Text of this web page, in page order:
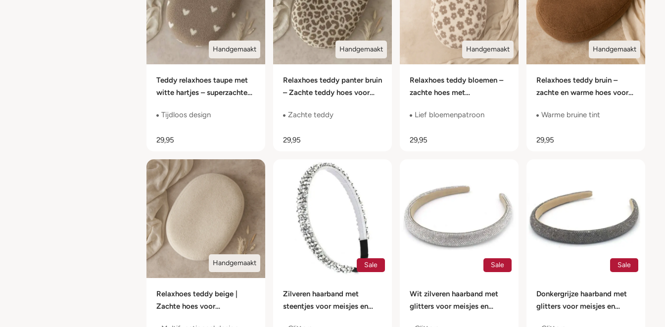
Handgemaakt
Teddy relaxhoes taupe met
witte hartjes – superzachte
Tijdloos design
29,95
Handgemaakt
Relaxhoes teddy panter bruin
– Zachte teddy hoes voor
Zachte teddy
29,95
Handgemaakt
Relaxhoes teddy bloemen –
zachte hoes met
Lief bloemenpatroon
29,95
Handgemaakt
Relaxhoes teddy bruin –
zachte en warme hoes voor
Warme bruine tint
29,95
Handgemaakt
Relaxhoes teddy beige |
Zachte hoes voor
Sale
Zilveren haarband met
steentjes voor meisjes en
Sale
Wit zilveren haarband met
glitters voor meisjes en
Sale
Donkergrijze haarband met
glitters voor meisjes en